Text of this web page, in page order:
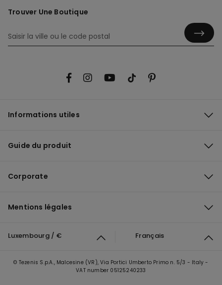
Trouver Une Boutique
Informations utiles
Guide du produit
Corporate
Mentions légales
Luxembourg / € Français
© Tezenis S.p.A., Malcesine (VR), Via Portici Umberto Primo n. 5/3 - Italy -
VAT number 05125240233